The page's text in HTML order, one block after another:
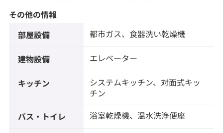
その他の情報
部屋設備
都市ガス、食器洗い乾燥機
建物設備 エレベーター
キッチン
システムキッチン、対面式キッ
チン
バス・トイレ 浴室乾燥機、温水洗浄便座